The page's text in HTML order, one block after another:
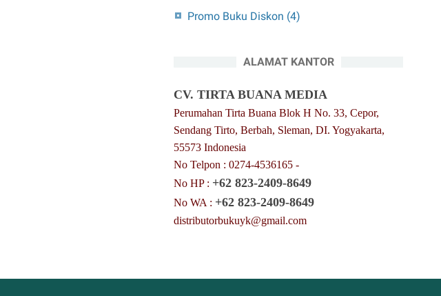
Promo Buku Diskon (4)
ALAMAT KANTOR
CV. TIRTA BUANA MEDIA
Perumahan Tirta Buana Blok H No. 33, Cepor,
Sendang Tirto, Berbah, Sleman, DI. Yogyakarta,
55573 Indonesia
No Telpon : 0274-4536165 -
No HP : +62 823-2409-8649
No WA : +62 823-2409-8649
distributorbukuyk@gmail.com